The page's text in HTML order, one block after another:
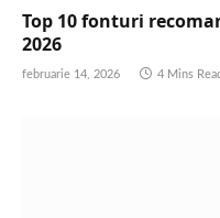
Top 10 fonturi
2026
februarie 14, 2026 4 Mins Read